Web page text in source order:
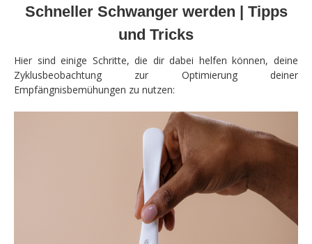
Schneller Schwanger werden | Tipps
und Tricks
Hier sind einige Schritte, die dir dabei helfen können, deine
Zyklusbeobachtung zur Optimierung deiner
Empfängnisbemühungen zu nutzen: